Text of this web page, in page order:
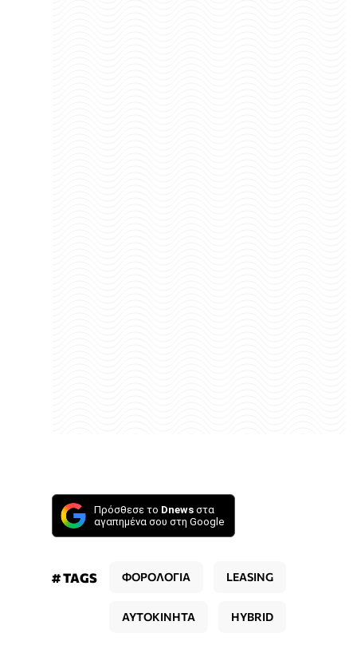
Πρόσθεσε το Dnews στα
αγαπημένα σου στη Google
# TAGS ΦΟΡΟΛΟΓΙΑ LEASING
ΑΥΤΟΚΙΝΗΤΑ HYBRID